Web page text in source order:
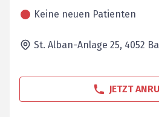
Keine neuen Patienten
St. Alban-Anlage 25, 4052
JETZT